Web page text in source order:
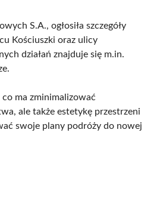
S.A., ogłosiła szczegóły
Kościuszki oraz ulicy
działań znajduje się m.in.
ma zminimalizować
ale także estetykę przestrzeni
swoje plany podróży do nowej